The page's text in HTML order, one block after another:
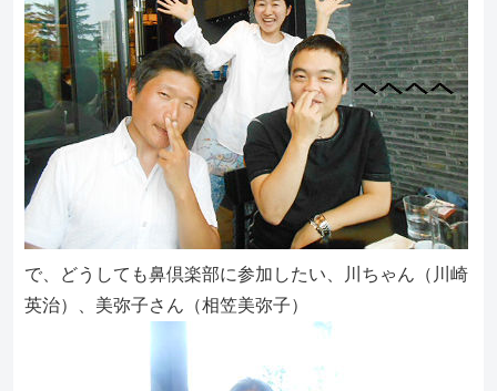
で、どうしても鼻倶楽部に参加したい、川ちゃん（川崎
英治）、美弥子さん（相笠美弥子）